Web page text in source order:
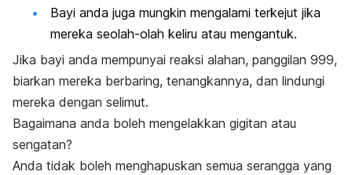
Bayi anda juga mungkin mengalami terkejut jika
mereka seolah-olah keliru atau mengantuk.
Jika bayi anda mempunyai reaksi alahan, panggilan 999,
biarkan mereka berbaring, tenangkannya, dan lindungi
mereka dengan selimut.
Bagaimana anda boleh mengelakkan gigitan atau
sengatan?
Anda tidak boleh menghapuskan semua serangga yang